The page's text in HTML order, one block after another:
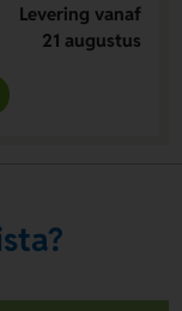
Levering vanaf
21 augustus